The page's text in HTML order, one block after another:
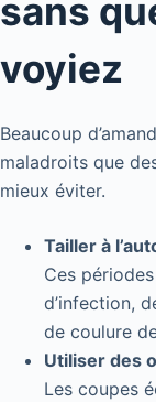
sans
voyiez
Beaucoup
maladroits que
mieux éviter.
Tailler à
Ces
d’infection,
de coulure
Utiliser des
Les coupes